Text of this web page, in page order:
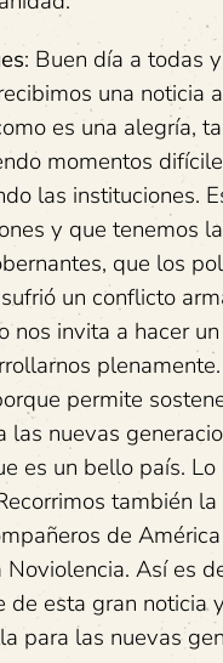
: Buen día a todas
una noticia
es una alegría,
momentos
las instituciones.
y que tenemos
que los
un conflicto
nos invita a hacer
permite
nuevas
es un bello país.
también
de
Así es
esta gran noticia
para las nuevas